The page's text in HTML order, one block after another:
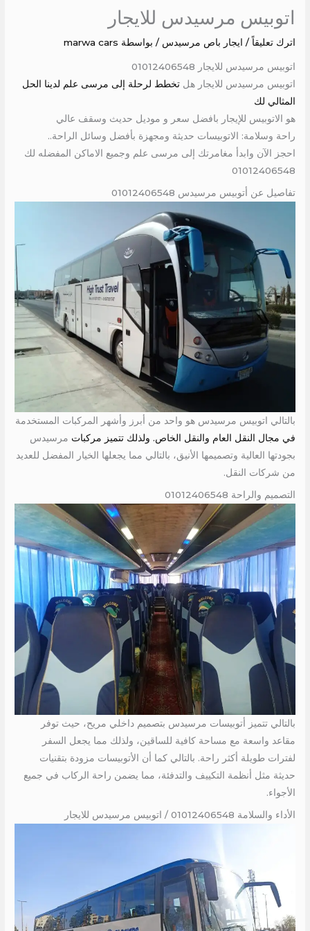
اتوبيس مرسيدس للايجار
اترك تعليقاً / ايجار باص مرسيدس / بواسطة marwa cars
اتوبيس مرسيدس للايجار 01012406548
اتوبيس مرسيدس للايجار هل تخطط لرحلة إلى مرسى علم لدينا الحل
المثالي لك
هو الاتوبيس للإيجار بافضل سعر و موديل حديث وسقف عالي
راحة وسلامة: الاتوبيسات حديثة ومجهزة بأفضل وسائل الراحة..
احجز الآن وابدأ مغامرتك إلى مرسى علم وجميع الاماكن المفضله لك
01012406548
تفاصيل عن أتوبيس مرسيدس 01012406548
بالتالي اتوبيس مرسيدس هو واحد من أبرز وأشهر المركبات المستخدمة
في مجال النقل العام والنقل الخاص. ولذلك تتميز مركبات مرسيدس
بجودتها العالية وتصميمها الأنيق، بالتالي مما يجعلها الخيار المفضل للعديد
من شركات النقل.
التصميم والراحة 01012406548
بالتالي تتميز أتوبيسات مرسيدس بتصميم داخلي مريح، حيث توفر
مقاعد واسعة مع مساحة كافية للساقين، ولذلك مما يجعل السفر
لفترات طويلة أكثر راحة. بالتالي كما أن الأتوبيسات مزودة بتقنيات
حديثة مثل أنظمة التكييف والتدفئة، مما يضمن راحة الركاب في جميع
الأجواء.
الأداء والسلامة 01012406548 / اتوبيس مرسيدس للايجار